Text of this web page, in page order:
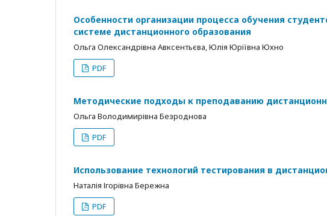
Особенности организации процесса обучения
системе дистанционного образования
Ольга Олександрівна Авксентьєва, Юлія Юріївна Юхно
PDF
Методические подходы к преподаванию
Ольга Володимирівна Безроднова
PDF
Использование технологий тестирования в
Наталія Ігорівна Бережна
PDF